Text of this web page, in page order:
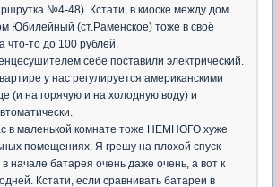
№4-48). Кстати, в киоске между дом
Юбилейный (ст.Раменское) тоже в своё
что-то до 100 рублей.
себе поставили электрический.
у нас регулируется американскими
(и на горячую и на холодную воду) и
в маленькой комнате тоже НЕМНОГО хуже
помещениях. Я грешу на плохой спуск
в начале батарея очень даже очень, а вот к
Кстати, если сравнивать батареи в